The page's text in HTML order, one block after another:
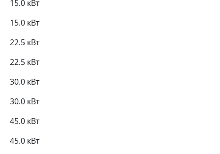
15.0 кВт
15.0 кВт
22.5 кВт
22.5 кВт
30.0 кВт
30.0 кВт
45.0 кВт
45.0 кВт